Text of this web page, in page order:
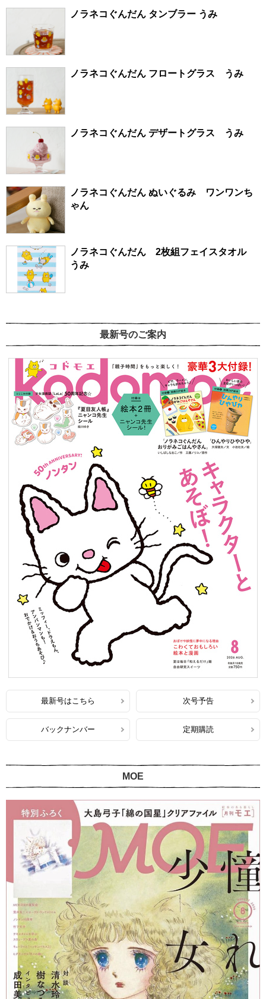
ノラネコぐんだん タンブラー うみ
ノラネコぐんだん フロートグラス うみ
ノラネコぐんだん デザートグラス うみ
ノラネコぐんだん ぬいぐるみ ワンワンち
ゃん
ノラネコぐんだん 2枚組フェイスタオル
うみ
最新号のご案内
最新号はこちら 次号予告
バックナンバー 定期購読
MOE